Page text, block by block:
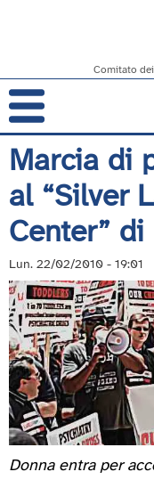
Salta
al
contenuto
principale
Comitato
Navigazione
principale
Marcia di
al “Silver
Center”
Lun. 22/02/2010 - 19:01
Donna entra per